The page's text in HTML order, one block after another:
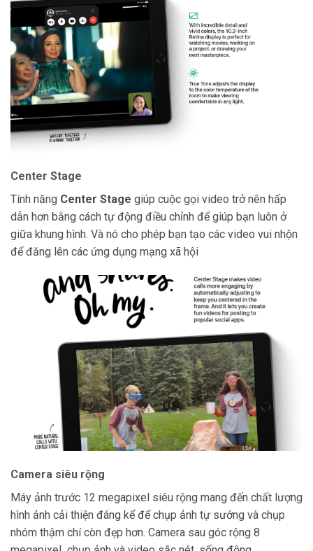
Center Stage
Tính năng Center Stage giúp cuộc gọi video trở nên hấp
dẫn hơn bằng cách tự động điều chỉnh để giúp bạn luôn ở
giữa khung hình. Và nó cho phép bạn tạo các video vui nhộn
để đăng lên các ứng dụng mạng xã hội
Camera siêu rộng
Máy ảnh trước 12 megapixel siêu rộng mang đến chất lượng
hình ảnh cải thiện đáng kể để chụp ảnh tự sướng và chụp
nhóm thậm chí còn đẹp hơn. Camera sau góc rộng 8